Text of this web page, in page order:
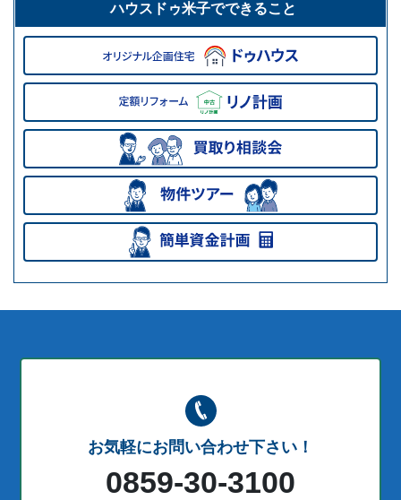
ハウスドゥ米子でできること
お気軽にお問い合わせ下さい！
0859-30-3100